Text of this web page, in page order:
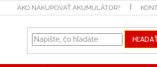
AKO NAKUPOVAŤ AKUMULÁTOR?